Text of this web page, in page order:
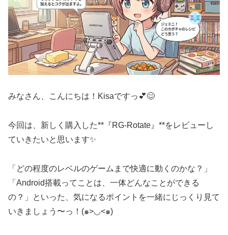
みなさん、こんにちは！Kisaですっ💕😊
今回は、新しく購入した**『RG-Rotate』**をレビューし
ていきたいと思います✨
「どの程度のレベルのゲームまで快適に動くのかな？」
「Android搭載ってことは、一体どんなことができる
の？」といった、気になるポイントを一緒にじっくり見て
いきましょう〜っ！(๑>◡<๑)